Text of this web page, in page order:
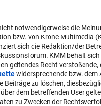
notwendigerweise die
bzw. von Krone Multimedia
sich die Redaktion/der
KMM behält sich
geltendes Recht verstoßende,
widersprechende bzw. dem
Beiträge zu löschen,
dem betreffenden User
zu Zwecken der